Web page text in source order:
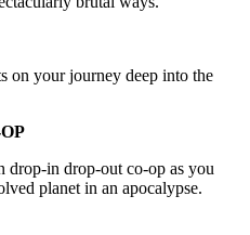
on your journey deep into the
drop-in drop-out co-op as you
planet in an apocalypse.